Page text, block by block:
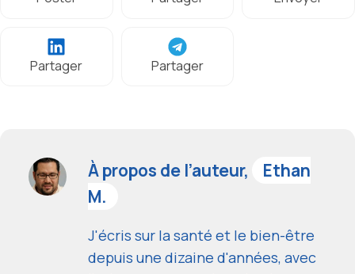
Partager Partager
À propos de l’auteur,
Ethan
M.
J'écris sur la santé et le bien-être
depuis une dizaine d'années, avec